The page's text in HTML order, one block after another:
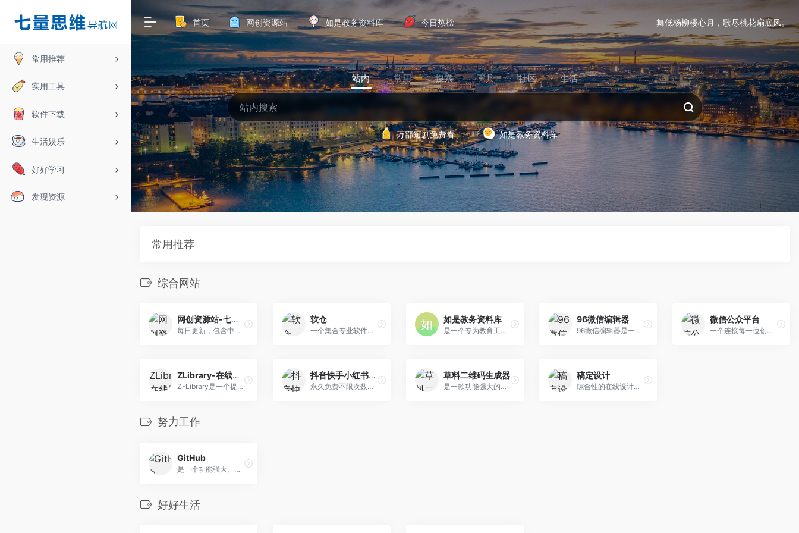
常用推荐
实用工具
软件下载
生活娱乐
好好学习
发现资源
首页 网创资源站 如是教务资料库 今日热榜 舞低杨柳楼心月，歌尽桃花扇底风。
站内 常用 搜索 工具 社区 生活
万部短剧免费看 如是教务资料库
常用推荐
综合网站
网创资源站-七量思维
每日更新，包含中创网，福缘网，冒泡网的网创资源，还有教程，软件，游戏，源码等资源！
软仓
一个集合专业软件的导航网站，免费下载供学习使用。
如是教务资料库
是一个专为教育工作者设计的综合性在线平台，旨在为广大教师提供丰富、专业、便捷的教务资源。
96微信编辑器
96微信编辑器是一款专业强大的微信公众平台在线编辑排版工具,96微信编辑器提供手机预览功能,让用户在微信图文文章内容排版,文本编辑,素材编辑上更加方便,在线免费使用的微信公众号编辑器。
微信公众平台
一个连接每一位创作者、商家与用户的强大数字生态。
ZLibrary-在线图书馆
Z-Library是一个提供免费电子书资源的在线图书馆网站，拥有丰富的资源和强大的检索功能。
抖音快手小红书去水印
永久免费不限次数在线视频去水印工具，支持抖音、快手、小红书等平台视频无水印下载，图片无水印下载，一键去除图片视频水印，快速批量下载高清视频和图片。
草料二维码生成器
是一款功能强大的在线二维码制作与管理工具。
稿定设计
综合性的在线设计平台，专注于为用户提供便捷、高效的设计服务。
努力工作
GitHub
是一个功能强大、用户众多的代码托管和协作平台，它极大地促进了全球范围内的软件开发和协作。
好好生活